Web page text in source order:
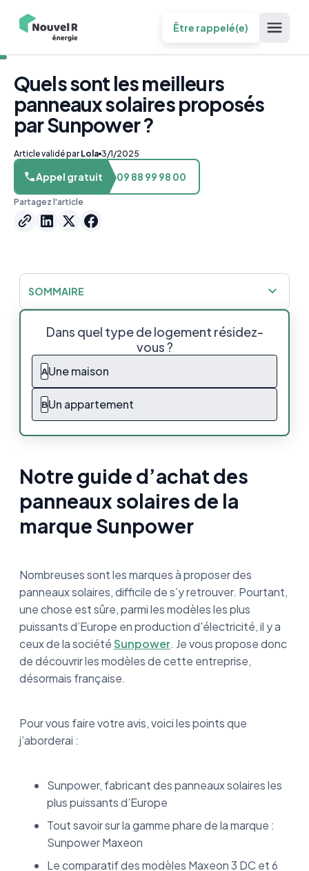
Être rappelé(e)
Quels sont les meilleurs
panneaux solaires proposés
par Sunpower ?
Article validé par Lola 3/1/2025
Appel gratuit 09 88 99 98 00
Partagez l'article
Dans quel type de logement résidez-
vous ?
AUne maison
BUn appartement
Notre guide d’achat des
panneaux solaires de la
marque Sunpower
Nombreuses sont les marques à proposer des
panneaux solaires, difficile de s’y retrouver. Pourtant,
une chose est sûre, parmi les modèles les plus
puissants d’Europe en production d'électricité, il y a
ceux de la sociétéSunpower. Je vous propose donc
de découvrir les modèles de cette entreprise,
désormais française.
Pour vous faire votre avis, voici les points que
j’aborderai :
Sunpower, fabricant des panneaux solaires les
plus puissants d’Europe
Tout savoir sur la gamme phare de la marque :
Sunpower Maxeon
Le comparatif des modèles Maxeon 3 DC et 6
SOMMAIRE
Notre guide d’achat des panneaux solaires
de la marque Sunpower
Sunpower, fabricant des panneaux solaires
les plus puissants d’Europe
Tout savoir sur la gamme phare de la marque :
Sunpower Maxeon
6 AC
La gamme Performance de la marque
Sunpower
Les panneaux solaires Sunpower, en résumé